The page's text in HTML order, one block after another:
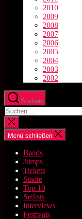
2010
2009
2008
2007
2006
2005
2004
2003
2002
Suchen
Suchen
nach:
Suche
schließen
Menü schließen
Bands
Jumps
Tickets
Städte
Top 10
Setlists
Interviews
Festivals